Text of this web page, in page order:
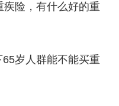
险，有什么好的重
岁人群能不能买重